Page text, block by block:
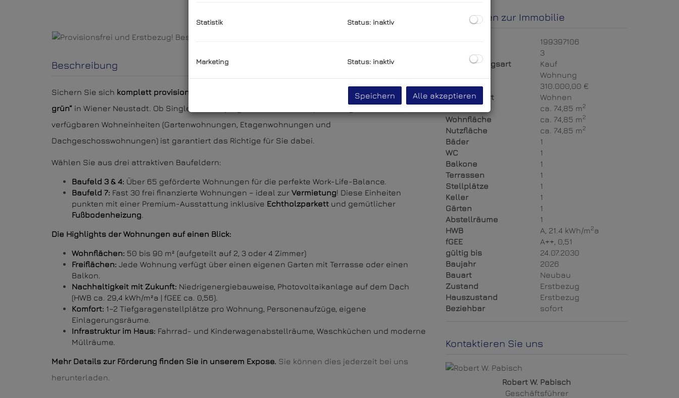
Beschreibung
Sichern Sie sich komplett provisionsfrei Ihr neues Zuhause im beliebten Wohnprojekt
„viertel
grün“ in Wiener Neustadt. Ob Singles, Paare, junge Familien oder Kapitalanleger: Bei über 90
verfügbaren Wohneinheiten (Gartenwohnungen, Etagenwohnungen und
Dachgeschosswohnungen) ist garantiert das Richtige für Sie dabei.
Wählen Sie aus drei attraktiven Baufeldern:
Baufeld 3 & 4: Über 65 geförderte Wohnungen für die perfekte Work-Life-Balance.
Baufeld 7: Fast 30 frei finanzierte Wohnungen – ideal zur Vermietung! Diese Einheiten
punkten mit einer Premium-Ausstattung inklusive Echtholzparkett und gemütlicher
Fußbodenheizung
Die Highlights der Wohnungen auf einen Blick:
Wohnflächen: 50 bis 90 m² (aufgeteilt auf 2, 3 oder 4 Zimmer)
Freiflächen: Jede Wohnung verfügt über einen eigenen Garten mit Terrasse oder einen
Balkon.
Nachhaltigkeit mit Zukunft: Niedrigenergiebauweise, Photovoltaikanlage auf dem Dach
(HWB ca. 29,4 kWh/m²a | fGEE ca. 0,56).
Komfort: 1–2 Tiefgaragenstellplätze pro Wohnung, Personenaufzüge, eigene
Einlagerungsräume.
Infrastruktur im Haus: Fahrrad- und Kinderwagenabstellräume, Waschküchen und moderne
Müllräume.
Mehr Details zur Förderung finden Sie in unserem Expose. Sie können dies jederzeit bei uns
herunterladen.
Basisdaten zur Immobilie
199397106
Zimmer
3
Vermarktungsart
Kauf
Wohnung
Kaufpreis
310.000,00 €
Nutzungsart
Wohnen
ca. 74,85 m2
Wohnfläche ca. 74,85 m2
Nutzfläche ca. 74,85 m2
Bäder
1
WC
1
Balkone
1
Terrassen
1
Stellplätze
1
Keller
1
Gärten
1
Abstellräume
1
HWB
A, 21.4 kWh/m2a
fGEE
A++, 0,51
gültig bis
24.07.2030
Baujahr
2026
Bauart
Neubau
Zustand
Erstbezug
Hauszustand
Erstbezug
Beziehbar
sofort
Kontaktieren Sie uns
Robert W. Pabisch
Geschäftsführer
Statistik Status: inaktiv
Marketing Status: inaktiv
Speichern Alle akzeptieren